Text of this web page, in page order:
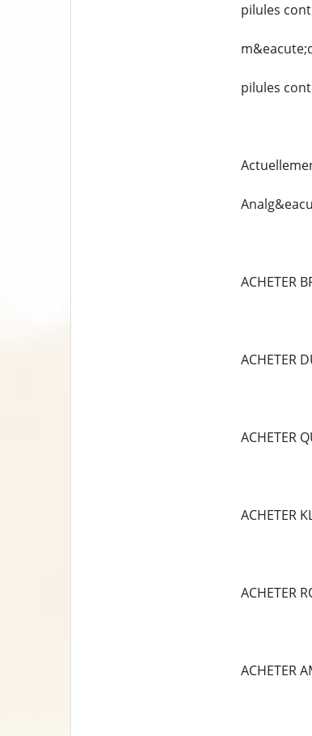
pilules
pilules
ACHETER
ACHETER
ACHETER
ACHETER
ACHETER
ACHETER